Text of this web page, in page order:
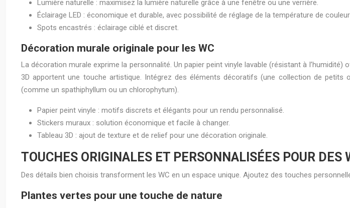
Lumière naturelle : maximisez la lumière naturelle grâce à une fenêtre ou une verrière.
Éclairage LED : économique et durable, avec possibilité de réglage de la température de
Spots encastrés : éclairage ciblé et discret.
Décoration murale originale pour les WC
La décoration murale exprime la personnalité. Un papier peint vinyle lavable (résistant à
3D apportent une touche artistique. Intégrez des éléments décoratifs (une collection de
(comme un spathiphyllum ou un chlorophytum).
Papier peint vinyle : motifs discrets et élégants pour un rendu personnalisé.
Stickers muraux : solution économique et facile à changer.
Tableau 3D : ajout de texture et de relief pour une décoration originale.
TOUCHES ORIGINALES ET PERSONNALISÉES POUR DES
Des détails bien choisis transforment les WC en un espace unique. Ajoutez des touches
Plantes vertes pour une touche de nature